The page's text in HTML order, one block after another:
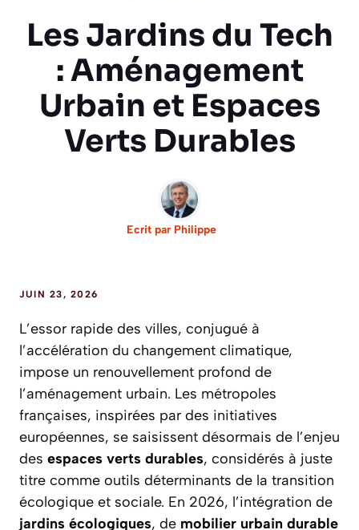
Les Jardins du Tech
: Aménagement
Urbain et Espaces
Verts Durables
Ecrit par Philippe
JUIN 23, 2026
L’essor rapide des villes, conjugué à
l’accélération du changement climatique,
impose un renouvellement profond de
l’aménagement urbain. Les métropoles
françaises, inspirées par des initiatives
européennes, se saisissent désormais de l’enjeu
des espaces verts durables, considérés à juste
titre comme outils déterminants de la transition
écologique et sociale. En 2026, l’intégration de
jardins écologiques, de mobilier urbain durable